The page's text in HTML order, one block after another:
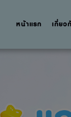
หน้าแรก เกี่ยว